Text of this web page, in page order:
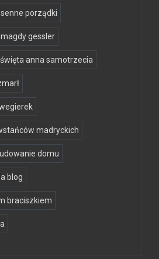
porządki
gessler
anna samotrzecia
madryckich
domu
blog
braciszkiem